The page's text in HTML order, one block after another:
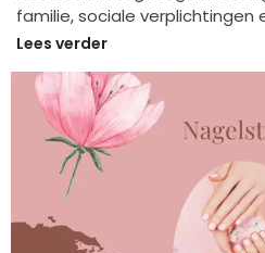
familie, sociale verplichtingen
Lees verder